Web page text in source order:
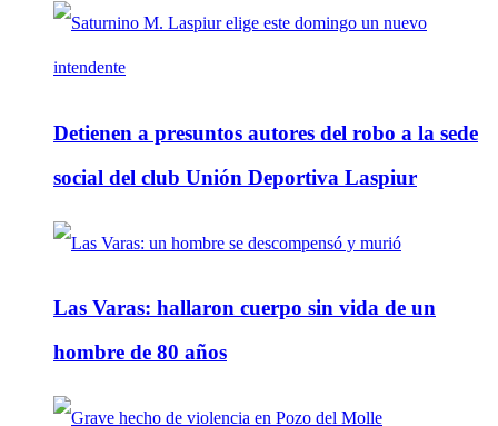
Detienen a presuntos autores del robo a la sede
social del club Unión Deportiva Laspiur
Las Varas: hallaron cuerpo sin vida de un
hombre de 80 años